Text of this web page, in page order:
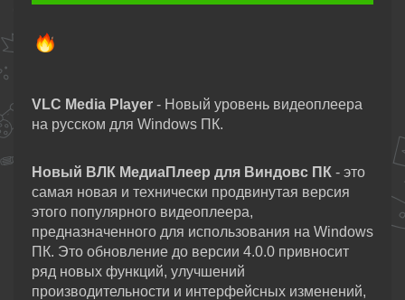
VLC Media Player - Новый уровень видеоплеера
на русском для Windows ПК.
Новый ВЛК МедиаПлеер для Виндовс ПК - это
самая новая и технически продвинутая версия
этого популярного видеоплеера,
предназначенного для использования на Windows
ПК. Это обновление до версии 4.0.0 привносит
ряд новых функций, улучшений
производительности и интерфейсных изменений,